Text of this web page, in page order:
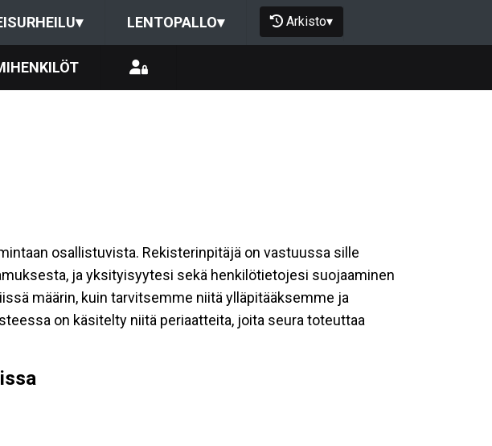
▾ LENTOPALLO▾ Arkisto▾
osallistuvista. Rekisterinpitäjä on vastuussa sille
ja yksityisyytesi sekä henkilötietojesi suojaaminen
määrin, kuin tarvitsemme niitä ylläpitääksemme ja
on käsitelty niitä periaatteita, joita seura toteuttaa